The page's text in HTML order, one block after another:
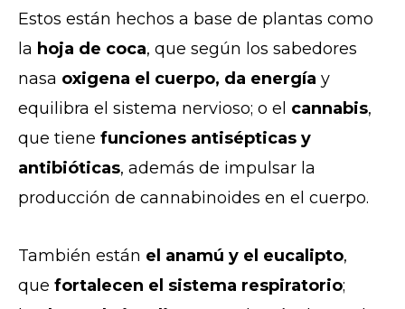
Estos están hechos a base de plantas como
la hoja de coca, que según los sabedores
nasa oxigena el cuerpo, da energía y
equilibra el sistema nervioso; o el cannabis,
que tiene funciones antisépticas y
antibióticas, además de impulsar la
producción de cannabinoides en el cuerpo.
También están el anamú y el eucalipto,
que fortalecen el sistema respiratorio;